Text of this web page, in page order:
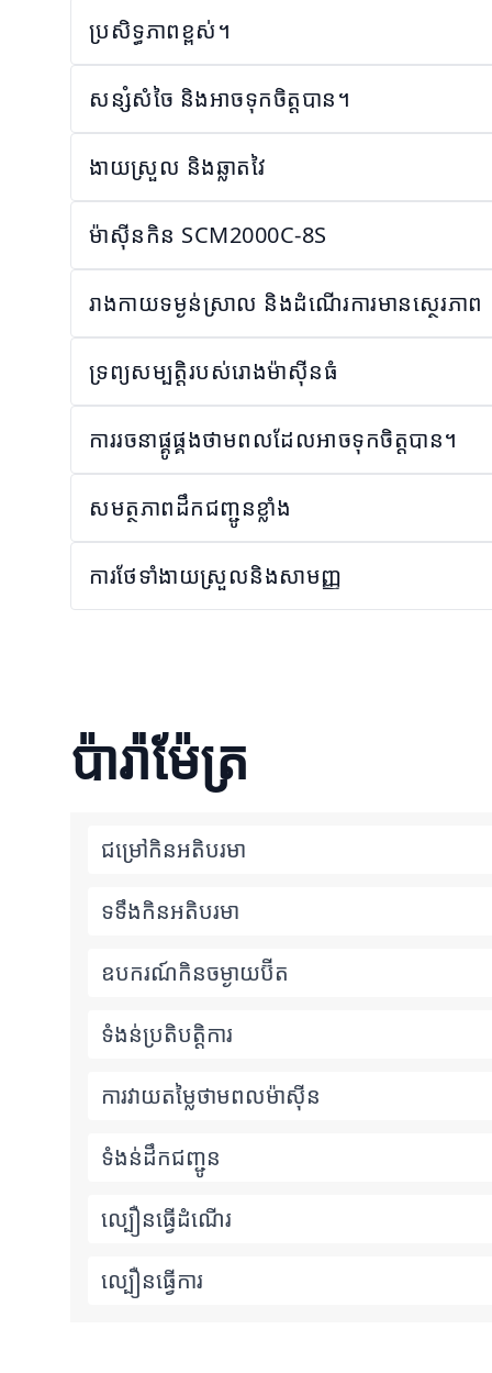
ប្រសិទ្ធភាពខ្ពស់។
សន្សំសំចៃ និងអាចទុកចិត្តបាន។
ងាយស្រួល និងឆ្លាតវៃ
ម៉ាស៊ីនកិន SCM2000C-8S
រាងកាយទម្ងន់ស្រាល និងដំណើរការមានស្ថេរភាព
ទ្រព្យសម្បត្តិរបស់រោងម៉ាស៊ីនធំ
ការរចនាផ្គូផ្គងថាមពលដែលអាចទុកចិត្តបាន។
សមត្ថភាពដឹកជញ្ជូនខ្លាំង
ការថែទាំងាយស្រួលនិងសាមញ្ញ
ប៉ារ៉ាម៉ែត្រ
ជម្រៅកិនអតិបរមា
ទទឹងកិនអតិបរមា
ឧបករណ៍កិនចម្ងាយប៊ីត
ទំងន់ប្រតិបត្តិការ
ការវាយតម្លៃថាមពលម៉ាស៊ីន
ទំងន់ដឹកជញ្ជូន
ល្បឿនធ្វើដំណើរ
ល្បឿនធ្វើការ